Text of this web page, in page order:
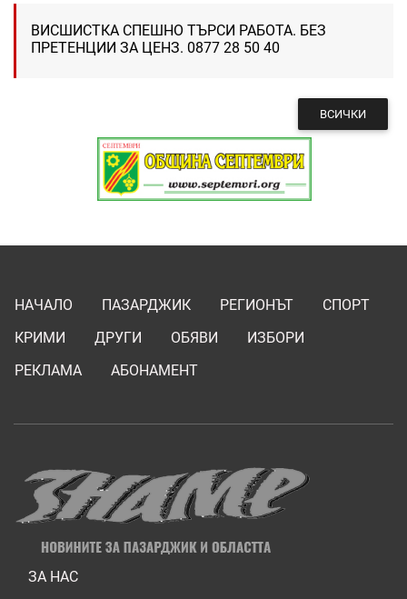
ВИСШИСТКА СПЕШНО ТЪРСИ РАБОТА. БЕЗ
ПРЕТЕНЦИИ ЗА ЦЕНЗ. 0877 28 50 40
ВСИЧКИ
НАЧАЛО ПАЗАРДЖИК РЕГИОНЪТ
СПОРТ
КРИМИ
ДРУГИ ОБЯВИ
ИЗБОРИ
РЕКЛАМА
АБОНАМЕНТ
ЗА НАС